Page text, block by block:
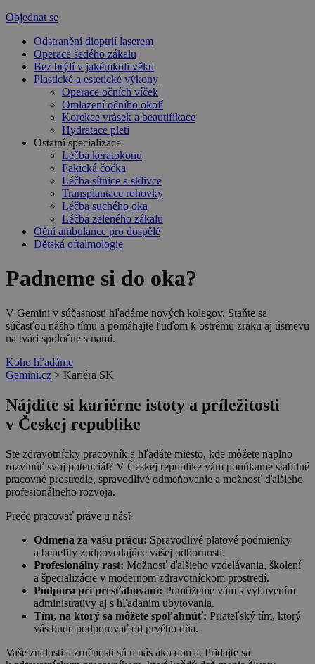
Objednat se
Odstranění dioptrií laserem
Operace šedého zákalu
Bez brýlí v jakémkoli věku
Plastické a estetické výkony
Operace očních víček
Omlazení očního okolí
Korekce vrásek a beautifikace
Hydratace pleti
Ostatní specializace
Léčba keratokonu
Fakická čočka
Léčba sítnice a sklivce
Transplantace rohovky
Léčba suchého oka
Léčba zeleného zákalu
Oční ambulance pro dospělé
Dětská oftalmologie
Padneme si do oka?
V Gemini v súčasnosti hľadáme nových kolegov. Staňte sa
súčasťou nášho tímu a pomáhajte ľuďom k ostrému zraku aj úsmevu
na tvári spoločne s nami.
Koho hľadáme
Gemini.cz > Kariéra SK
Nájdite si kariérne istoty a príležitosti
v Českej republike
Ste zdravotnícky pracovník a hľadáte miesto, kde môžete naplno
rozvinúť svoj potenciál? V Českej republike vám ponúkame stabilné
pracovné prostredie, spravodlivé odmeňovanie a možnosť ďalšieho
profesionálneho rozvoja.
Prečo pracovať práve u nás?
Odmena za vašu prácu: Spravodlivé platové podmienky
a benefity zodpovedajúce vašej odbornosti.
Profesionálny rast: Možnosť ďalšieho vzdelávania, školení
a špecializácie v modernom zdravotníckom prostredí.
Podpora pri presťahovaní: Pomôžeme vám s vybavením
administratívy aj s hľadaním ubytovania.
Tím, na ktorý sa môžete spoľahnúť: Priateľský tím, ktorý
vás bude podporovať od prvého dňa.
Vaše znalosti a zručnosti sú u nás ako doma. Pridajte sa